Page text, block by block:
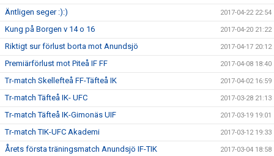
Äntligen seger :):) 2017-04-22 22:54
Kung på Borgen v 14 o 16 2017-04-20 21:22
Riktigt sur förlust borta mot Anundsjö 2017-04-17 20:12
Premiärförlust mot Piteå IF FF 2017-04-08 18:40
Tr-match Skellefteå FF-Täfteå IK 2017-04-02 16:59
Tr-match Täfteå IK- UFC 2017-03-28 21:13
Tr-match Täfteå IK-Gimonäs UIF 2017-03-19 19:01
Tr-match TIK-UFC Akademi 2017-03-12 19:33
Årets första träningsmatch Anundsjö IF-TIK 2017-03-04 18:58